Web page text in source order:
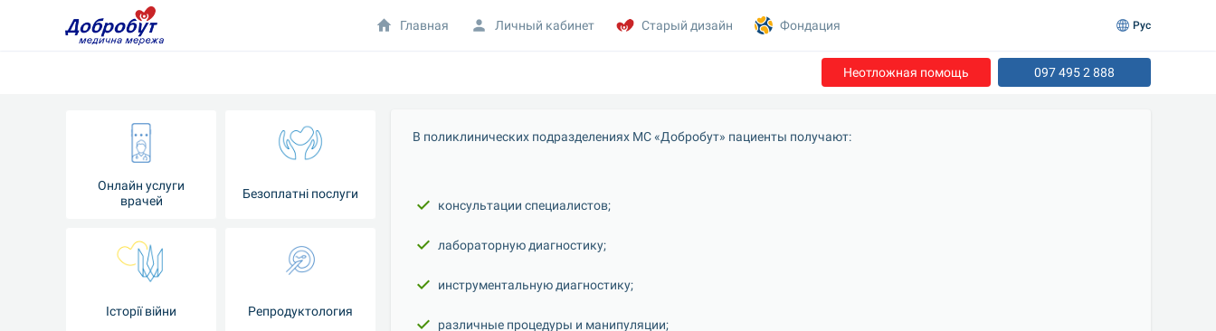
Неотложная помощь 097 495 2 888
Онлайн услуги
врачей
Безоплатні послуги
Iсторії війни Репродуктология
В поликлинических подразделениях МС «Добробут» пациенты получают:
консультации специалистов;
лабораторную диагностику;
инструментальную диагностику;
различные процедуры и манипуляции;
Главная Личный кабинет Старый дизайн Фондация Рус